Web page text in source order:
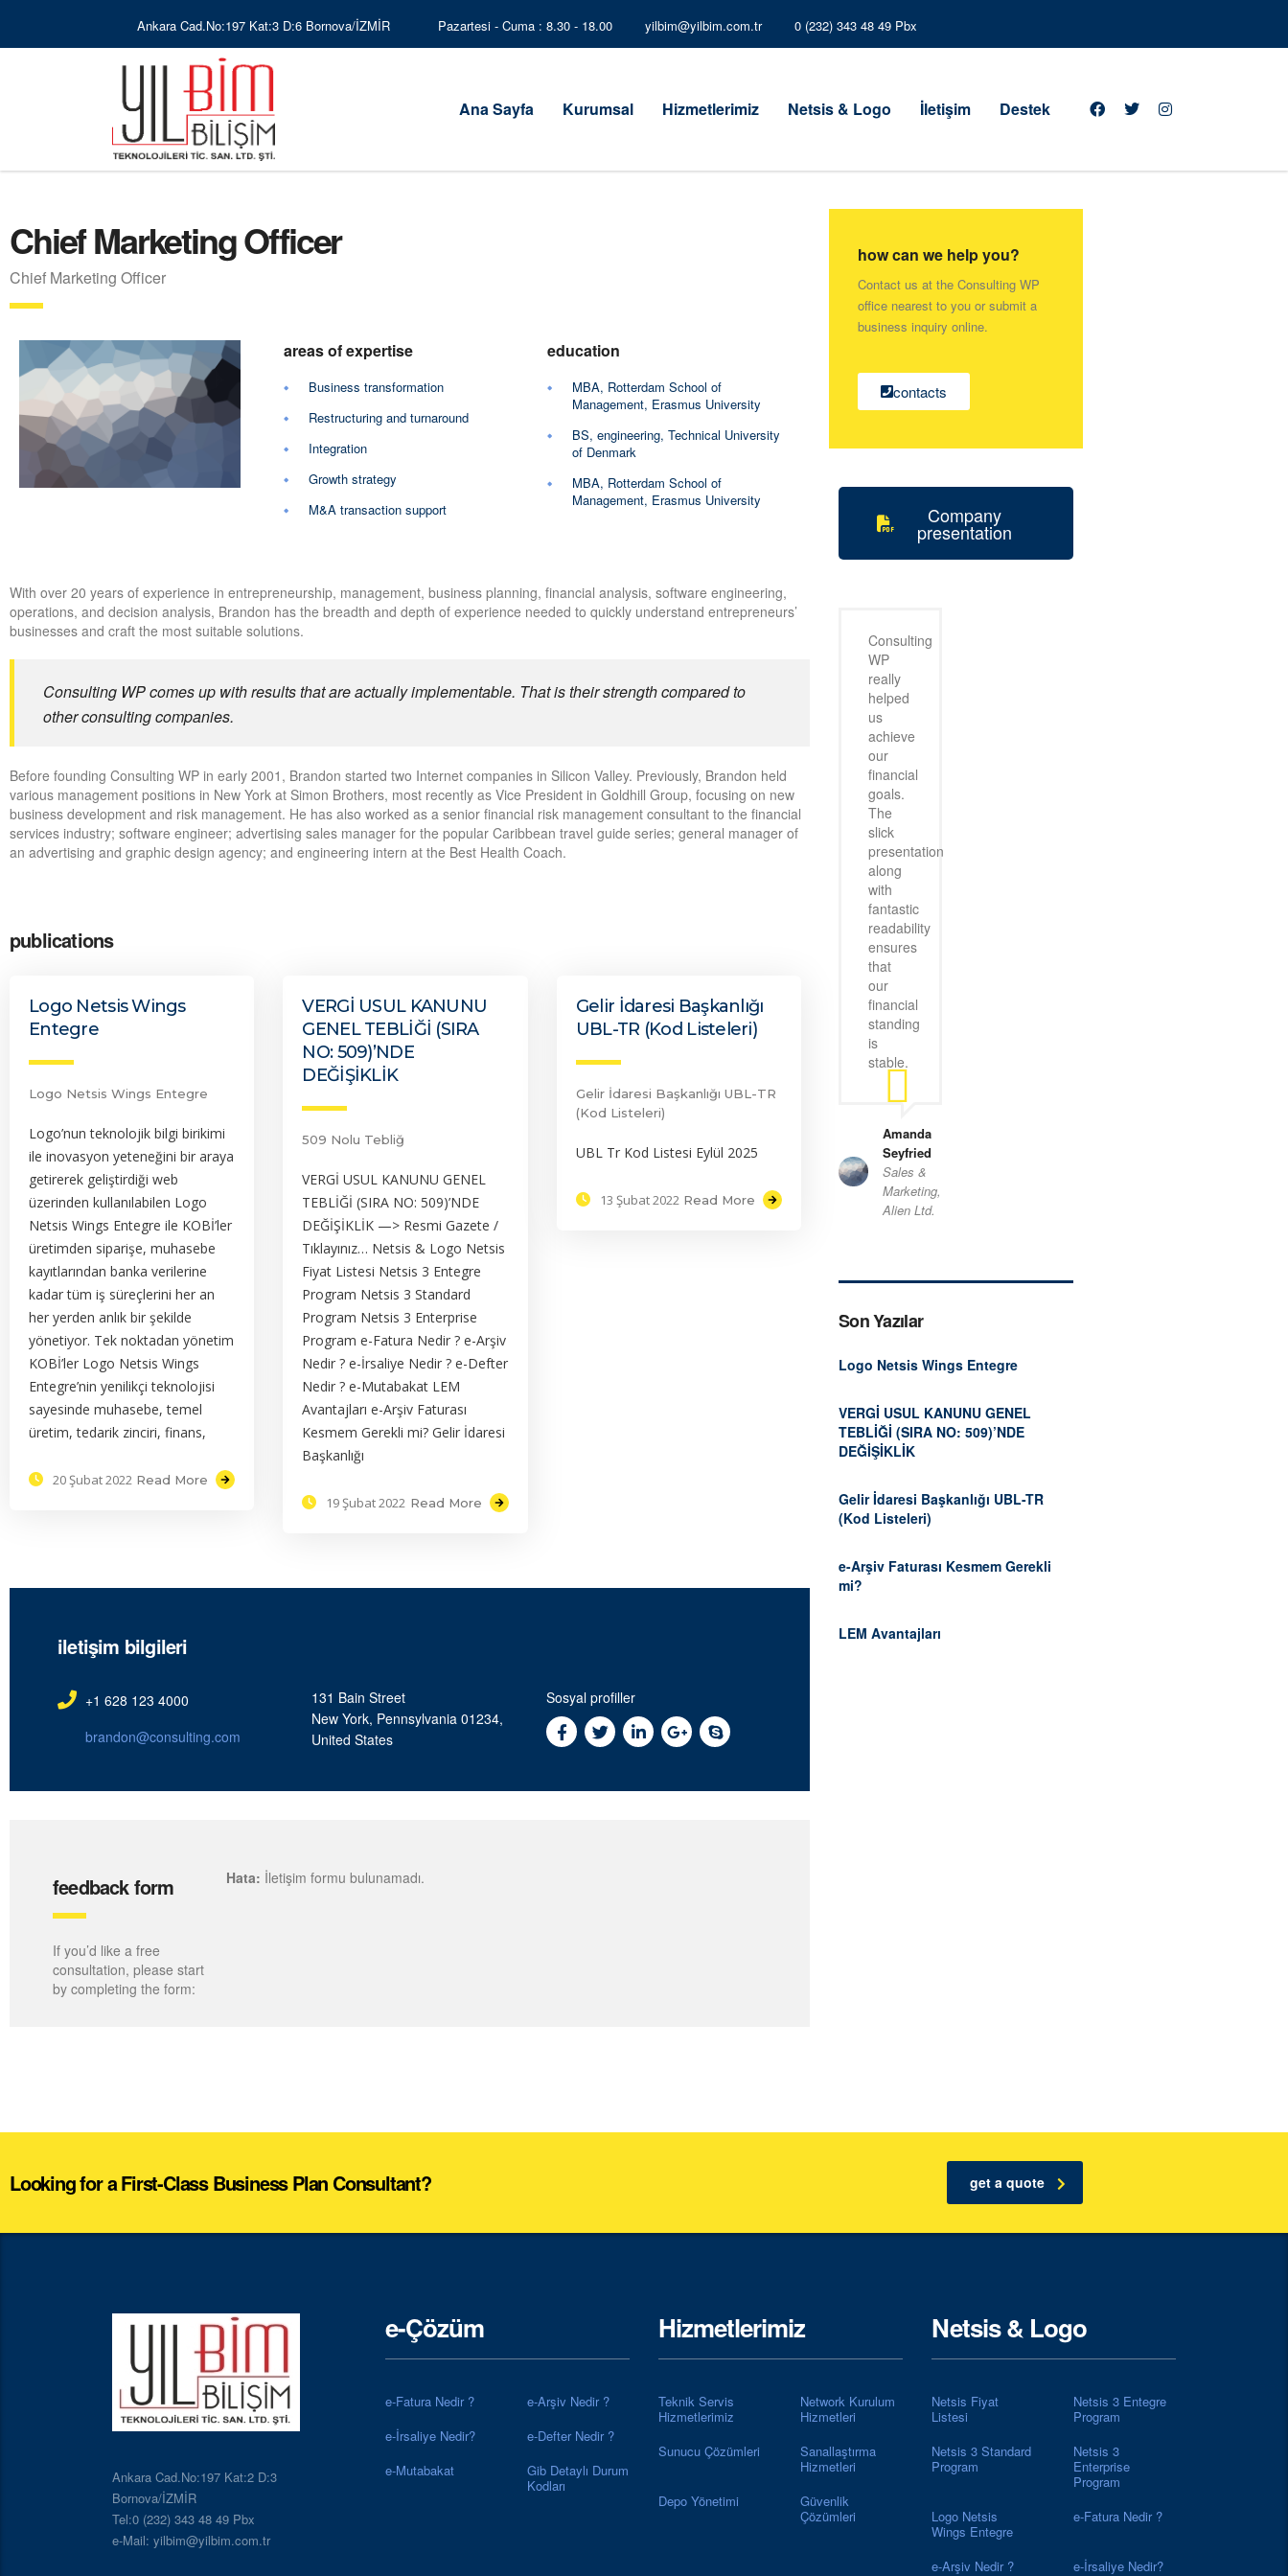
Ankara Cad.No:197 Kat:3 D:6 Bornova/İZMİR Pazartesi - Cuma : 8.30 - 18.00 yilbim@yilbim.com.tr 0 (232) 343 48 49 Pbx
Ana Sayfa Kurumsal Hizmetlerimiz Netsis & Logo İletişim Destek
Chief Marketing Officer
Chief Marketing Officer
areas of expertise
Business transformation
Restructuring and turnaround
Integration
Growth strategy
M&A transaction support
education
MBA, Rotterdam School of
Management, Erasmus University
BS, engineering, Technical University
of Denmark
MBA, Rotterdam School of
Management, Erasmus University
With over 20 years of experience in entrepreneurship, management, business planning, financial analysis, software engineering,
operations, and decision analysis, Brandon has the breadth and depth of experience needed to quickly understand entrepreneurs’
businesses and craft the most suitable solutions.
Consulting WP comes up with results that are actually implementable. That is their strength compared to
other consulting companies.
Before founding Consulting WP in early 2001, Brandon started two Internet companies in Silicon Valley. Previously, Brandon held
various management positions in New York at Simon Brothers, most recently as Vice President in Goldhill Group, focusing on new
business development and risk management. He has also worked as a senior financial risk management consultant to the financial
services industry; software engineer; advertising sales manager for the popular Caribbean travel guide series; general manager of
an advertising and graphic design agency; and engineering intern at the Best Health Coach.
publications
Logo Netsis Wings
Entegre
Logo Netsis Wings Entegre
Logo’nun teknolojik bilgi birikimi
ile inovasyon yeteneğini bir araya
getirerek geliştirdiği web
üzerinden kullanılabilen Logo
Netsis Wings Entegre ile KOBİ’ler
üretimden siparişe, muhasebe
kayıtlarından banka verilerine
kadar tüm iş süreçlerini her an
her yerden anlık bir şekilde
yönetiyor. Tek noktadan yönetim
KOBİ’ler Logo Netsis Wings
Entegre’nin yenilikçi teknolojisi
sayesinde muhasebe, temel
üretim, tedarik zinciri, finans,
20 Şubat 2022 Read More
VERGİ USUL KANUNU
GENEL TEBLİĞİ (SIRA
NO: 509)’NDE
DEĞİŞİKLİK
509 Nolu Tebliğ
VERGİ USUL KANUNU GENEL
TEBLİĞİ (SIRA NO: 509)’NDE
DEĞİŞİKLİK —> Resmi Gazete /
Tıklayınız… Netsis & Logo Netsis
Fiyat Listesi Netsis 3 Entegre
Program Netsis 3 Standard
Program Netsis 3 Enterprise
Program e-Fatura Nedir ? e-Arşiv
Nedir ? e-İrsaliye Nedir ? e-Defter
Nedir ? e-Mutabakat LEM
Avantajları e-Arşiv Faturası
Kesmem Gerekli mi? Gelir İdaresi
Başkanlığı
19 Şubat 2022 Read More
Gelir İdaresi Başkanlığı
UBL-TR (Kod Listeleri)
Gelir İdaresi Başkanlığı UBL-TR
(Kod Listeleri)
UBL Tr Kod Listesi Eylül 2025
13 Şubat 2022 Read More
iletişim bilgileri
+1 628 123 4000
brandon@consulting.com
131 Bain Street
New York, Pennsylvania 01234,
United States
Sosyal profiller
feedback form
If you’d like a free
consultation, please start
by completing the form:
Hata: İletişim formu bulunamadı.
how can we help you?
Contact us at the Consulting WP
office nearest to you or submit a
business inquiry online.
contacts
Company
presentation
Consulting
WP
really
helped
us
achieve
our
financial
goals.
The
slick
presentation
along
with
fantastic
readability
ensures
that
our
financial
standing
is
stable.
Amanda
Seyfried
Sales &
Marketing,
Alien Ltd.
Son Yazılar
Logo Netsis Wings Entegre
VERGİ USUL KANUNU GENEL
TEBLİĞİ (SIRA NO: 509)’NDE
DEĞİŞİKLİK
Gelir İdaresi Başkanlığı UBL-TR
(Kod Listeleri)
e-Arşiv Faturası Kesmem Gerekli
mi?
LEM Avantajları
Looking for a First-Class Business Plan Consultant? get a quote
Ankara Cad.No:197 Kat:2 D:3
Bornova/İZMİR
Tel:0 (232) 343 48 49 Pbx
e-Mail: yilbim@yilbim.com.tr
e-Çözüm
e-Fatura Nedir ?
e-Arşiv Nedir ?
e-İrsaliye Nedir?
e-Defter Nedir ?
e-Mutabakat
Gib Detaylı Durum
Kodları
Hizmetlerimiz
Teknik Servis
Hizmetlerimiz
Network Kurulum
Hizmetleri
Sunucu Çözümleri
Sanallaştırma
Hizmetleri
Depo Yönetimi
Güvenlik
Çözümleri
Netsis & Logo
Netsis Fiyat
Listesi
Netsis 3 Entegre
Program
Netsis 3 Standard
Program
Netsis 3
Enterprise
Program
Logo Netsis
Wings Entegre
e-Fatura Nedir ?
e-Arşiv Nedir ? e-İrsaliye Nedir?